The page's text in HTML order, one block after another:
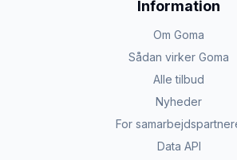
Information
Om Goma
Sådan virker Goma
Alle tilbud
Nyheder
For
Data API